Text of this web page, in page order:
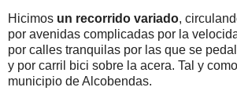
Hicimos un recorrido variado,
por avenidas complicadas por la
por calles tranquilas por las que se
y por carril bici sobre la acera. Tal y
municipio de Alcobendas.